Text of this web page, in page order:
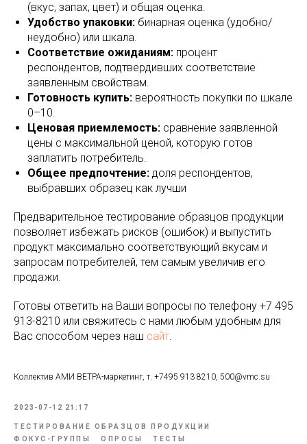
(вкус, запах, цвет) и общая оценка.
Удобство упаковки: бинарная оценка (удобно/
неудобно) или шкала.
Соответствие ожиданиям: процент
респондентов, подтвердивших соответствие
заявленным свойствам.
Готовность купить: вероятность покупки по шкале
0–10.
Ценовая приемлемость: сравнение заявленной
цены с максимальной ценой, которую готов
заплатить потребитель.
Общее предпочтение: доля респондентов,
выбравших образец как лучши
Предварительное тестирование образцов продукции
позволяет избежать рисков (ошибок) и выпустить
продукт максимально соответствующий вкусам и
запросам потребителей, тем самым увеличив его
продажи.
Готовы ответить на Ваши вопросы по телефону +7 495
913-8210 или свяжитесь с нами любым удобным для
Вас способом через наш сайт.
Коллектив АМИ ВЕТРА-маркетинг, т. +7495 913 8210, 500@vmc.su
2023-07-12 21:17
ТЕСТИРОВАНИЕ ОБРАЗЦОВ ПРОДУКЦИИ
ФОКУС-ГРУППЫ
ОПРОСЫ ТЕСТЫ